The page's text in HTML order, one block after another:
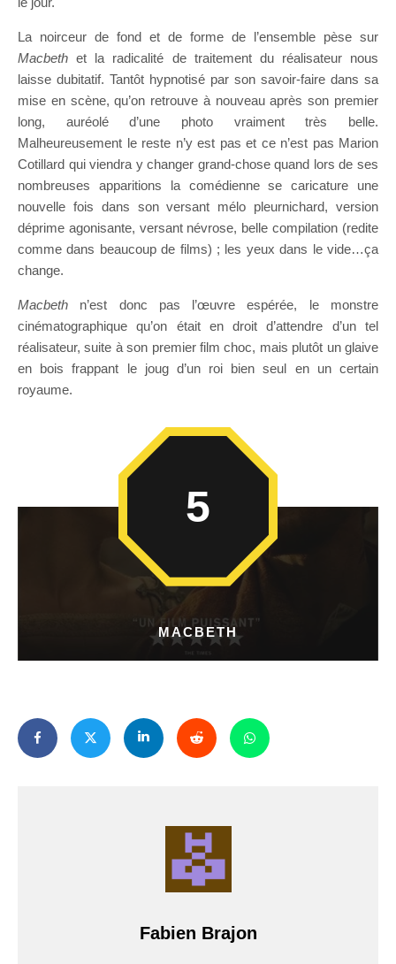
La noirceur de fond et de forme de l’ensemble pèse sur
Macbeth et la radicalité de traitement du réalisateur nous
laisse dubitatif. Tantôt hypnotisé par son savoir-faire dans sa
mise en scène, qu’on retrouve à nouveau après son premier
long, auréolé d’une photo vraiment très belle.
Malheureusement le reste n’y est pas et ce n’est pas Marion
Cotillard qui viendra y changer grand-chose quand lors de ses
nombreuses apparitions la comédienne se caricature une
nouvelle fois dans son versant mélo pleurnichard, version
déprime agonisante, versant névrose, belle compilation (redite
comme dans beaucoup de films) ; les yeux dans le vide…ça
change.
Macbeth n’est donc pas l’œuvre espérée, le monstre
cinématographique qu’on était en droit d’attendre d’un tel
réalisateur, suite à son premier film choc, mais plutôt un glaive
en bois frappant le joug d’un roi bien seul en un certain
royaume.
MACBETH
5
Fabien Brajon